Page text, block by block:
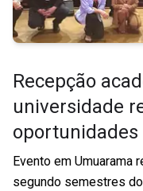
Recepção
universidade
oportunidades
Evento em Umuarama
segundo semestres